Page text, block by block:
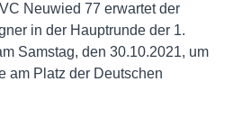
Neuwied 77 erwartet der
in der Hauptrunde der 1.
Samstag, den 30.10.2021, um
am Platz der Deutschen